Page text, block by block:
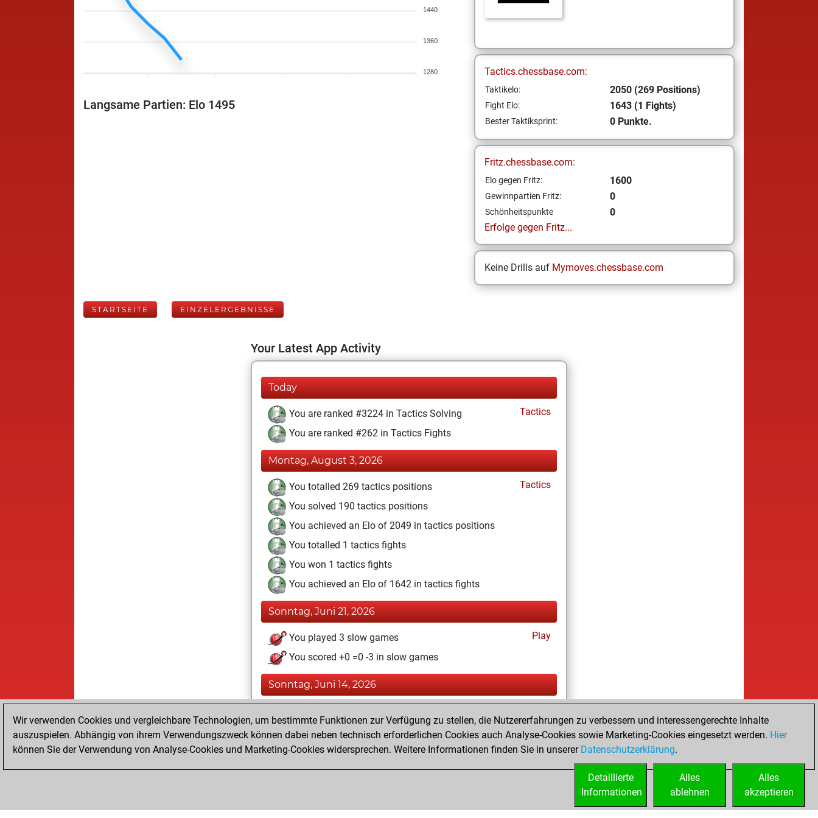
1440
1360
1280
Langsame Partien: Elo 1495
Tactics.chessbase.com:
Taktikelo: 2050 (269 Positions)
Fight Elo: 1643 (1 Fights)
Bester Taktiksprint: 0 Punkte.
Fritz.chessbase.com:
Elo gegen Fritz: 1600
Gewinnpartien Fritz: 0
Schönheitspunkte
0
Erfolge gegen Fritz...
Keine Drills auf Mymoves.chessbase.com
STARTSEITE EINZELERGEBNISSE
Your Latest App Activity
Today
You are ranked #3224 in Tactics Solving
Tactics
You are ranked #262 in Tactics Fights
Montag, August 3, 2026
You totalled 269 tactics positions
Tactics
You solved 190 tactics positions
You achieved an Elo of 2049 in tactics positions
You totalled 1 tactics fights
You won 1 tactics fights
You achieved an Elo of 1642 in tactics fights
Sonntag, Juni 21, 2026
You played 3 slow games
Play
You scored +0 =0 -3 in slow games
Sonntag, Juni 14, 2026
You played 5 blitz games
Play
You scored +0 =1 -4 in blitz
Wir verwenden Cookies und vergleichbare Technologien, um bestimmte Funktionen zur Verfügung zu stellen, die Nutzererfahrungen zu verbessern und interessengerechte Inhalte
auszuspielen. Abhängig von ihrem Verwendungszweck können dabei neben technisch erforderlichen Cookies auch Analyse-Cookies sowie Marketing-Cookies eingesetzt werden. Hier
können Sie der Verwendung von Analyse-Cookies und Marketing-Cookies widersprechen. Weitere Informationen finden Sie in unserer Datenschutzerklärung.
Alles
akzeptieren
Alles
ablehnen
Detaillierte
Informationen